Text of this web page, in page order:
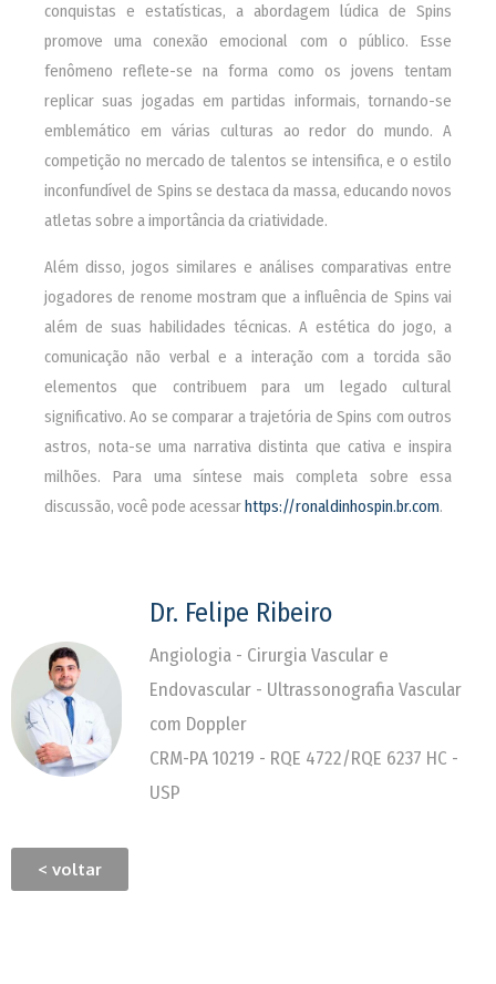
conquistas e estatísticas, a abordagem lúdica de Spins
promove uma conexão emocional com o público. Esse
fenômeno reflete-se na forma como os jovens tentam
replicar suas jogadas em partidas informais, tornando-se
emblemático em várias culturas ao redor do mundo. A
competição no mercado de talentos se intensifica, e o estilo
inconfundível de Spins se destaca da massa, educando novos
atletas sobre a importância da criatividade.
Além disso, jogos similares e análises comparativas entre
jogadores de renome mostram que a influência de Spins vai
além de suas habilidades técnicas. A estética do jogo, a
comunicação não verbal e a interação com a torcida são
elementos que contribuem para um legado cultural
significativo. Ao se comparar a trajetória de Spins com outros
astros, nota-se uma narrativa distinta que cativa e inspira
milhões. Para uma síntese mais completa sobre essa
discussão, você pode acessarhttps://ronaldinhospin.br.com.
Dr. Felipe Ribeiro
Angiologia - Cirurgia Vascular e
Endovascular - Ultrassonografia Vascular
com Doppler
CRM-PA 10219 - RQE 4722/RQE 6237 HC -
USP
< voltar